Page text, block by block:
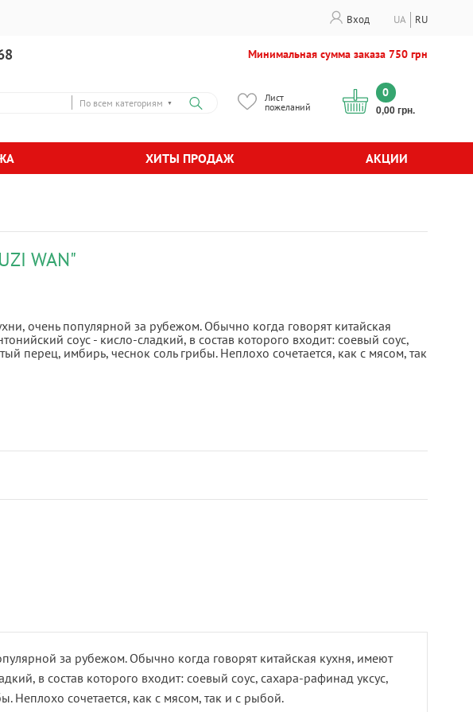
Вход RU
UA
Минимальная сумма заказа 750 грн
По всем категориям ▼
Лист
пожеланий
0
0,00 грн.
ХИТЫ ПРОДАЖ АКЦИИ
WAN"
очень популярной за рубежом. Обычно когда говорят китайская
соус - кисло-сладкий, в состав которого входит: соевый соус,
перец, имбирь, чеснок соль грибы. Неплохо сочетается, как с мясом, так
за рубежом. Обычно когда говорят китайская кухня, имеют
в состав которого входит: соевый соус, сахара-рафинад уксус,
Неплохо сочетается, как с мясом, так и с рыбой.